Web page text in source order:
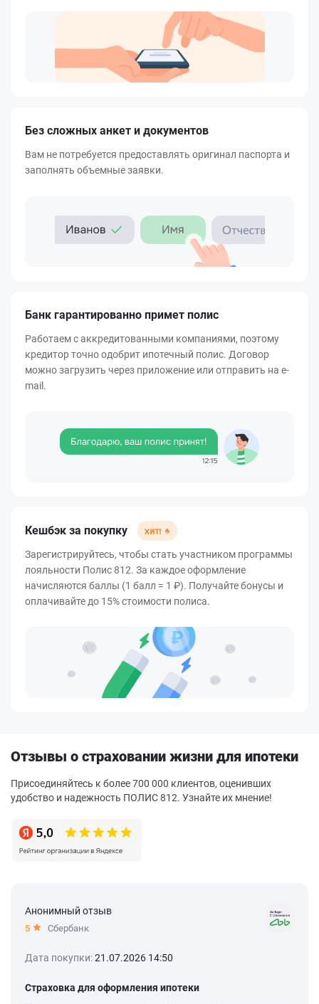
Без сложных анкет и документов
Вам не потребуется предоставлять оригинал паспорта и
заполнять объемные заявки.
Банк гарантированно примет полис
Работаем с аккредитованными компаниями, поэтому
кредитор точно одобрит ипотечный полис. Договор
можно загрузить через приложение или отправить на e-
mail.
Кешбэк за покупку
Зарегистрируйтесь, чтобы стать участником программы
лояльности Полис 812. За каждое оформление
начисляются баллы (1 балл = 1 ₽). Получайте бонусы и
оплачивайте до 15% стоимости полиса.
Отзывы о страховании жизни для ипотеки
Присоединяйтесь к более 700 000 клиентов, оценивших
удобство и надежность ПОЛИС 812. Узнайте их мнение!
Анонимный отзыв
5 Сбербанк
Дата покупки:21.07.2026 14:50
Страховка для оформления ипотеки